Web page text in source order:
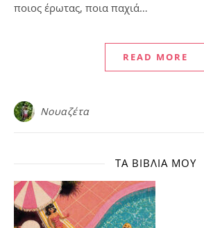
ποιος έρωτας, ποια παχιά…
READ MORE
Νουαζέτα
ΤΑ ΒΙΒΛΊΑ ΜΟΥ